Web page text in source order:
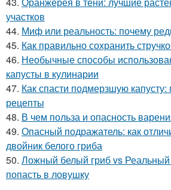
участков
44. Миф или реальность: почему
45. Как правильно сохранить
46. Необычные способы
капусты в кулинарии
47. Как спасти подмерзшую
рецепты
48. В чем польза и опасность
49. Опасный подражатель: как
двойник белого гриба
50. Ложный белый гриб vs Реальный
попасть в ловушку